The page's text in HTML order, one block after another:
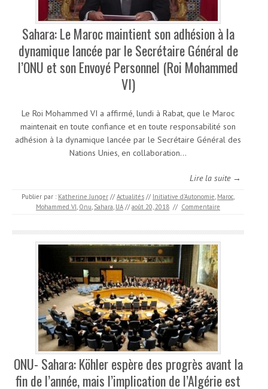
Sahara: Le Maroc maintient son adhésion à la
dynamique lancée par le Secrétaire Général de
l’ONU et son Envoyé Personnel (Roi Mohammed
VI)
Le Roi Mohammed VI a affirmé, lundi à Rabat, que le Maroc
maintenait en toute confiance et en toute responsabilité son
adhésion à la dynamique lancée par le Secrétaire Général des
Nations Unies, en collaboration…
Lire la suite →
Publier par : Katherine Junger // Actualités // Initiative d’Autonomie, Maroc,
Mohammed VI, Onu, Sahara, UA // août 20, 2018 // Commentaire
ONU- Sahara: Köhler espère des progrès avant la
fin de l’année, mais l’implication de l’Algérie est